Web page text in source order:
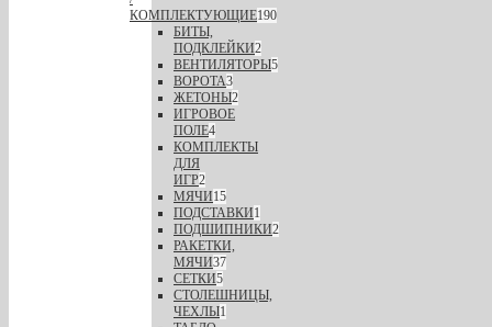
КОМПЛЕКТУЮЩИЕ190
БИТЫ,
ПОДКЛЕЙКИ2
ВЕНТИЛЯТОРЫ5
ВОРОТА3
ЖЕТОНЫ2
ИГРОВОЕ
ПОЛЕ4
КОМПЛЕКТЫ
ДЛЯ
ИГР2
МЯЧИ15
ПОДСТАВКИ1
ПОДШИПНИКИ2
РАКЕТКИ,
МЯЧИ37
СЕТКИ5
СТОЛЕШНИЦЫ,
ЧЕХЛЫ1